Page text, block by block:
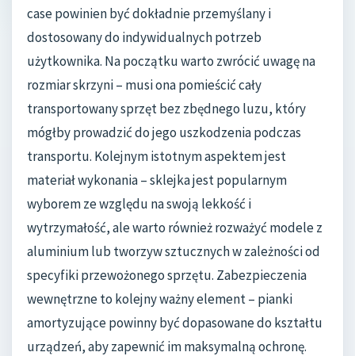
case powinien być dokładnie przemyślany i
dostosowany do indywidualnych potrzeb
użytkownika. Na początku warto zwrócić uwagę na
rozmiar skrzyni – musi ona pomieścić cały
transportowany sprzęt bez zbędnego luzu, który
mógłby prowadzić do jego uszkodzenia podczas
transportu. Kolejnym istotnym aspektem jest
materiał wykonania – sklejka jest popularnym
wyborem ze względu na swoją lekkość i
wytrzymałość, ale warto również rozważyć modele z
aluminium lub tworzyw sztucznych w zależności od
specyfiki przewożonego sprzętu. Zabezpieczenia
wewnętrzne to kolejny ważny element – pianki
amortyzujące powinny być dopasowane do kształtu
urządzeń, aby zapewnić im maksymalną ochronę.